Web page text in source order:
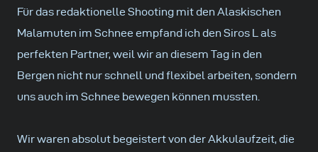
Für das redaktionelle Shooting mit den Alaskischen
Malamuten im Schnee empfand ich den Siros L als
perfekten Partner, weil wir an diesem Tag in den
Bergen nicht nur schnell und flexibel arbeiten, sondern
uns auch im Schnee bewegen können mussten.
Wir waren absolut begeistert von der Akkulaufzeit, die